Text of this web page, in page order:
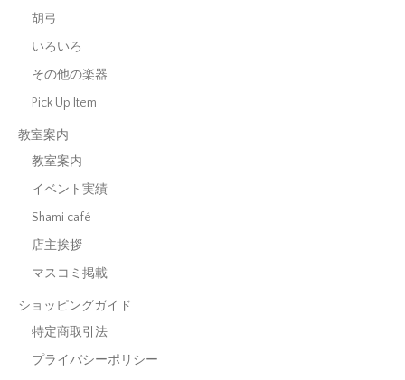
胡弓
いろいろ
その他の楽器
Pick Up Item
教室案内
教室案内
イベント実績
Shami café
店主挨拶
マスコミ掲載
ショッピングガイド
特定商取引法
プライバシーポリシー